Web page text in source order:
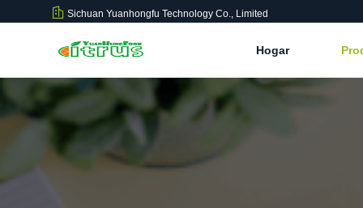
Sichuan Yuanhongfu Technology Co., Limited
Hogar